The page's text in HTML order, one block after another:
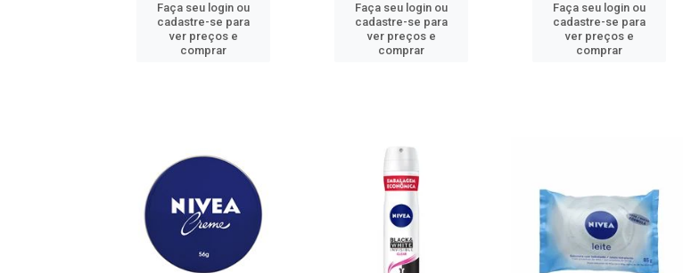
Faça seu login ou
cadastre-se para
ver preços e
comprar
Faça seu login ou
cadastre-se para
ver preços e
comprar
Faça seu login ou
cadastre-se para
ver preços e
comprar